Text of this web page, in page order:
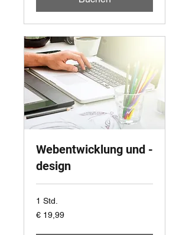
Webentwicklung und -
design
1 Std.
19,99
Euro
€ 19,99